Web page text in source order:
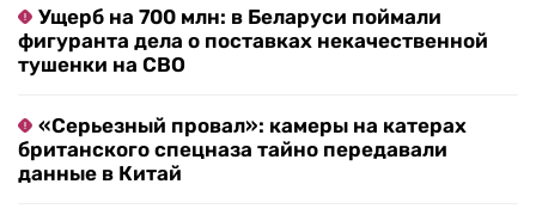
Ущерб на 700 млн: в Беларуси поймали
фигуранта дела о поставках некачественной
тушенки на СВО
«Серьезный провал»: камеры на катерах
британского спецназа тайно передавали
данные в Китай